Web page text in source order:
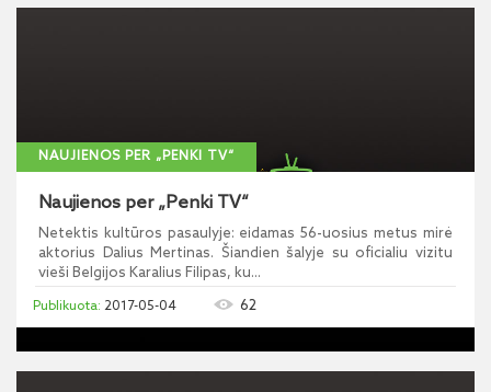
NAUJIENOS PER „PENKI TV“
Naujienos per „Penki TV“
Netektis kultūros pasaulyje: eidamas 56-uosius metus mirė
aktorius Dalius Mertinas. Šiandien šalyje su oficialiu vizitu
vieši Belgijos Karalius Filipas, ku...
2017-05-04 62